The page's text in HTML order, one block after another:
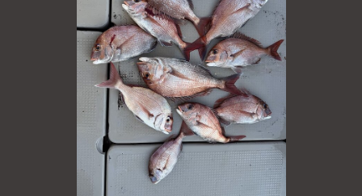
プライバシーポリシー